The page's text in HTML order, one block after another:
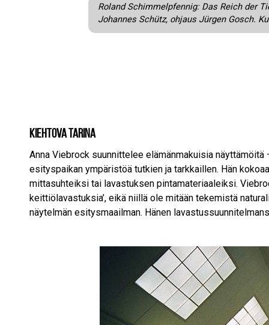
Roland Schimmelpfennig: Das Reich der
Johannes Schütz, ohjaus Jürgen Gosch.
Kiehtova tarina
Anna Viebrock suunnittelee elämänmakuisia
esityspaikan ympäristöä tutkien ja tarkkaillen. Hän
mittasuhteiksi tai lavastuksen pintamateriaaleiksi.
keittiölavastuksia’, eikä niillä ole mitään tekemistä
näytelmän esitysmaailman. Hänen